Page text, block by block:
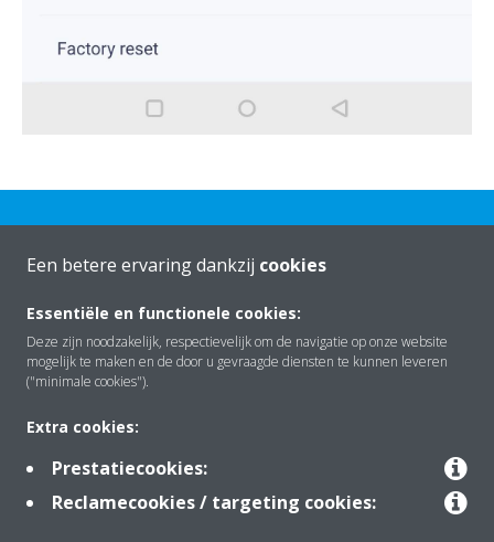
Over Daikin
Contact
Een betere ervaring dankzij cookies
Essentiële en functionele cookies:
Deze zijn noodzakelijk, respectievelijk om de navigatie op onze website
mogelijk te maken en de door u gevraagde diensten te kunnen leveren
("minimale cookies").
Extra cookies:
Prestatiecookies:
Reclamecookies / targeting cookies: